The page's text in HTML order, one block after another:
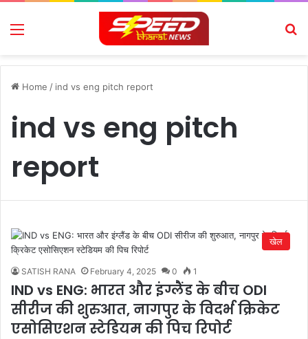
Menu
Home / ind vs eng pitch report
ind vs eng pitch
report
खेल
SATISH RANA February 4, 2025 0 1
IND vs ENG: भारत और इंग्लैंड के बीच ODI
सीरीज की शुरुआत, नागपुर के विदर्भ क्रिकेट
एसोसिएशन स्टेडियम की पिच रिपोर्ट